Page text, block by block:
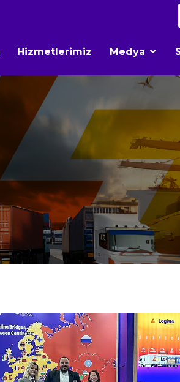
Hizmetlerimiz Medya